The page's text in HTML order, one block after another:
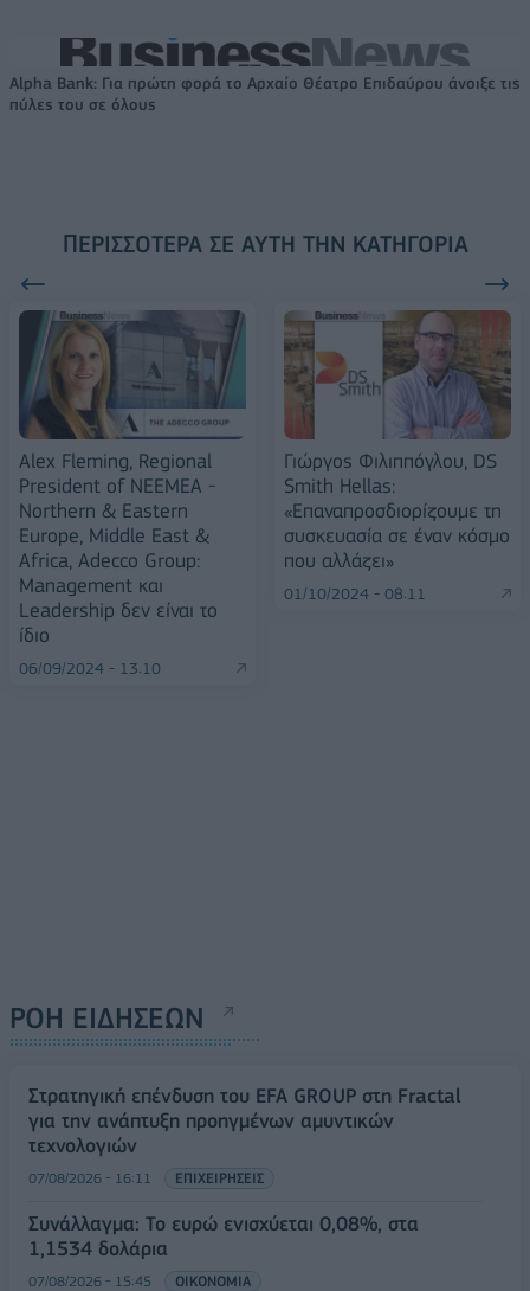
Alpha Bank: Για πρώτη φορά το Αρχαίο Θέατρο Επιδαύρου άνοιξε τις
πύλες του σε όλους
ΠΕΡΙΣΣΌΤΕΡΑ ΣΕ ΑΥΤΉ ΤΗΝ ΚΑΤΗΓΟΡΊΑ
Αlex Fleming, Regional
President of NEEMEA -
Northern & Eastern
Europe, Middle East &
Africa, Αdecco Group:
Management και
Leadership δεν είναι το
ίδιο
06/09/2024 - 13:10
Γιώργος Φιλιππόγλου, DS
Smith Hellas:
«Επαναπροσδιορίζουμε τη
συσκευασία σε έναν κόσμο
που αλλάζει»
01/10/2024 - 08:11
ΡΟΗ ΕΙΔΗΣΕΩΝ
Στρατηγική επένδυση του EFA GROUP στη Fractal
για την ανάπτυξη προηγμένων αμυντικών
τεχνολογιών
07/08/2026 - 16:11 ΕΠΙΧΕΙΡΗΣΕΙΣ
Συνάλλαγμα: Το ευρώ ενισχύεται 0,08%, στα
1,1534 δολάρια
07/08/2026 - 15:45 ΟΙΚΟΝΟΜΙΑ